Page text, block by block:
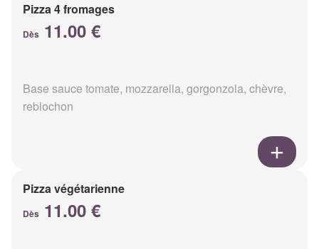
Pizza 4 fromages
Dès 11.00 €
Base sauce tomate, mozzarella, gorgonzola, chèvre,
reblochon
Pizza végétarienne
Dès 11.00 €